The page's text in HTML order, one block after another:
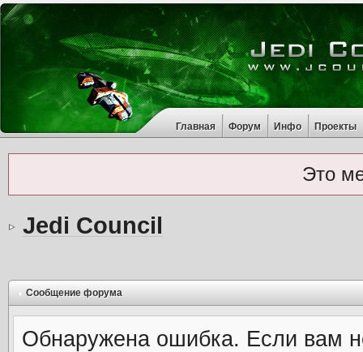
Главная Форум Инфо Проекты
Это
Jedi Council
Сообщение форума
Обнаружена ошибка. Если вам